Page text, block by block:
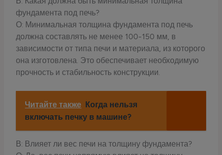
фундамента под печь?
О: Минимальная толщина фундамента под печь
должна составлять не менее 100-150 мм, в
зависимости от типа печи и материала, из которого
она изготовлена. Это обеспечивает необходимую
прочность и стабильность конструкции.
Читайте также Когда нельзя
включать печку в машине?
В: Влияет ли вес печи на толщину фундамента?